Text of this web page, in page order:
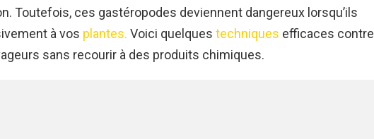
Toutefois, ces gastéropodes deviennent dangereux lorsqu’ils
à vos plantes. Voici quelques techniques efficaces contre
sans recourir à des produits chimiques.